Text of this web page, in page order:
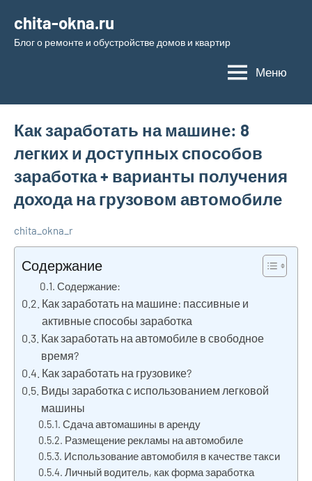
содержимому
chita-okna.ru
Блог о ремонте и обустройстве домов и квартир
Меню
Как заработать на машине: 8
легких и доступных способов
заработка + варианты получения
дохода на грузовом автомобиле
chita_okna_r
Содержание
Содержание:
Как заработать на машине: пассивные и
активные способы заработка
Как заработать на автомобиле в свободное
время?
Как заработать на грузовике?
Виды заработка с использованием легковой
машины
Сдача автомашины в аренду
Размещение рекламы на автомобиле
Использование автомобиля в качестве такси
Личный водитель, как форма заработка